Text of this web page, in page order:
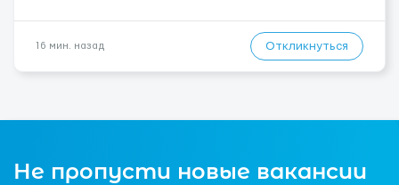
16 мин. назад Откликнуться
Не пропусти новые вакансии